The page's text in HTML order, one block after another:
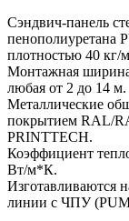
Сэндвич-панель
пенополиуретана
плотностью 40 кг/
Монтажная
любая от 2 до 14 м.
Металлические
покрытием RAL/
PRINTTECH.
Коэффициент
Вт/м*К.
Изготавливаются
линии с ЧПУ